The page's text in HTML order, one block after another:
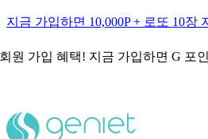
지금 가입하면 10,000P + 로또 10장
원 가입 혜택! 지금 가입하면 G 포